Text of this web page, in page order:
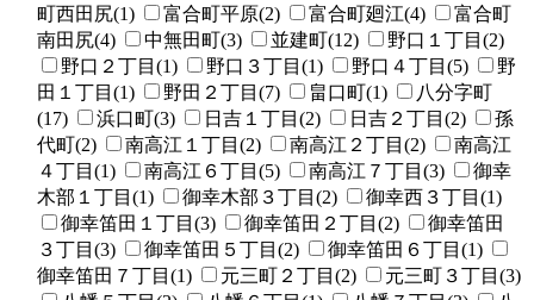
町西田尻(1)
富合町平原(2) 富合町廻江(4)
富合町
南田尻(4)
中無田町(3) 並建町(12)
野口１丁目(2)
野口２丁目(1)
野口３丁目(1) 野口４丁目(5)
野
田１丁目(1)
野田２丁目(7) 畠口町(1)
八分字町
(17)
浜口町(3) 日吉１丁目(2) 日吉２丁目(2)
孫
代町(2)
南高江１丁目(2) 南高江２丁目(2)
南高江
４丁目(1)
南高江６丁目(5) 南高江７丁目(3)
御幸
木部１丁目(1)
御幸木部３丁目(2)
御幸西３丁目(1)
御幸笛田１丁目(3)
御幸笛田２丁目(2)
御幸笛田
３丁目(3)
御幸笛田５丁目(2)
御幸笛田６丁目(1)
御幸笛田７丁目(1)
元三町２丁目(2)
元三町３丁目(3)